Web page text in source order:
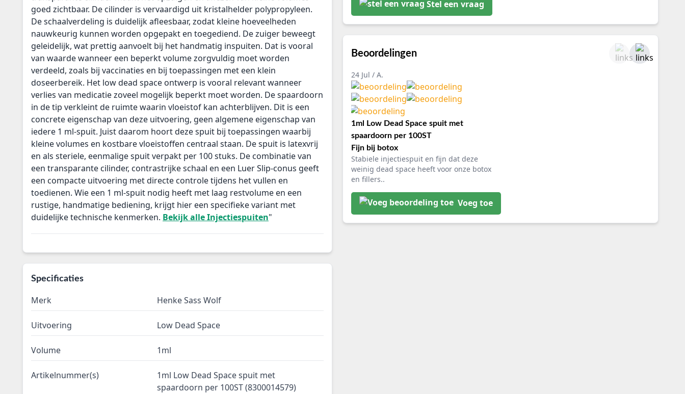
goed zichtbaar. De cilinder is vervaardigd uit kristalhelder polypropyleen.
De schaalverdeling is duidelijk afleesbaar, zodat kleine hoeveelheden
nauwkeurig kunnen worden opgepakt en toegediend. De zuiger beweegt
geleidelijk, wat prettig aanvoelt bij het handmatig inspuiten. Dat is vooral
van waarde wanneer een beperkt volume zorgvuldig moet worden
verdeeld, zoals bij vaccinaties en bij toepassingen met een klein
doseerbereik. Het low dead space ontwerp is vooral relevant wanneer
verlies van medicatie zoveel mogelijk beperkt moet worden. De spaardoorn
in de tip verkleint de ruimte waarin vloeistof kan achterblijven. Dit is een
concrete eigenschap van deze uitvoering, geen algemene eigenschap van
iedere 1 ml-spuit. Juist daarom hoort deze spuit bij toepassingen waarbij
kleine volumes en kostbare vloeistoffen centraal staan. De spuit is latexvrij
en als steriele, eenmalige spuit verpakt per 100 stuks. De combinatie van
een transparante cilinder, contrastrijke schaal en een Luer Slip-conus geeft
een compacte uitvoering met directe controle tijdens het vullen en
toedienen. Wie een 1 ml-spuit nodig heeft met laag restvolume en een
rustige, handmatige bediening, krijgt hier een specifieke variant met
duidelijke technische kenmerken. Bekijk alle Injectiespuiten"
Specificaties
Merk Henke Sass Wolf
Uitvoering Low Dead Space
Volume 1ml
Artikelnummer(s)
1ml Low Dead Space spuit met
spaardoorn per 100ST (8300014579)
Stel een vraag
Beoordelingen
24 Jul / A.
1ml Low Dead Space spuit met
spaardoorn per 100ST
Fijn bij botox
Stabiele injectiespuit en fijn dat deze
weinig dead space heeft voor onze botox
en fillers..
Voeg toe